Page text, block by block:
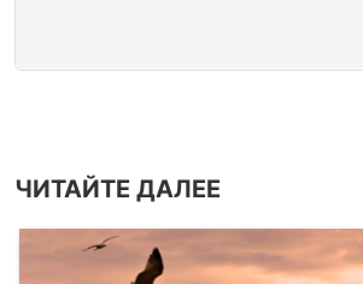
ЧИТАЙТЕ ДАЛЕЕ